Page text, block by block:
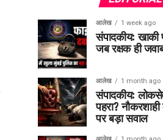
आलेख 1 week ago
संपादकीय: खाकी
जब रक्षक ही
आलेख 1 month ago
संपादकीय:
पहरा?
पर बड़ा सवाल